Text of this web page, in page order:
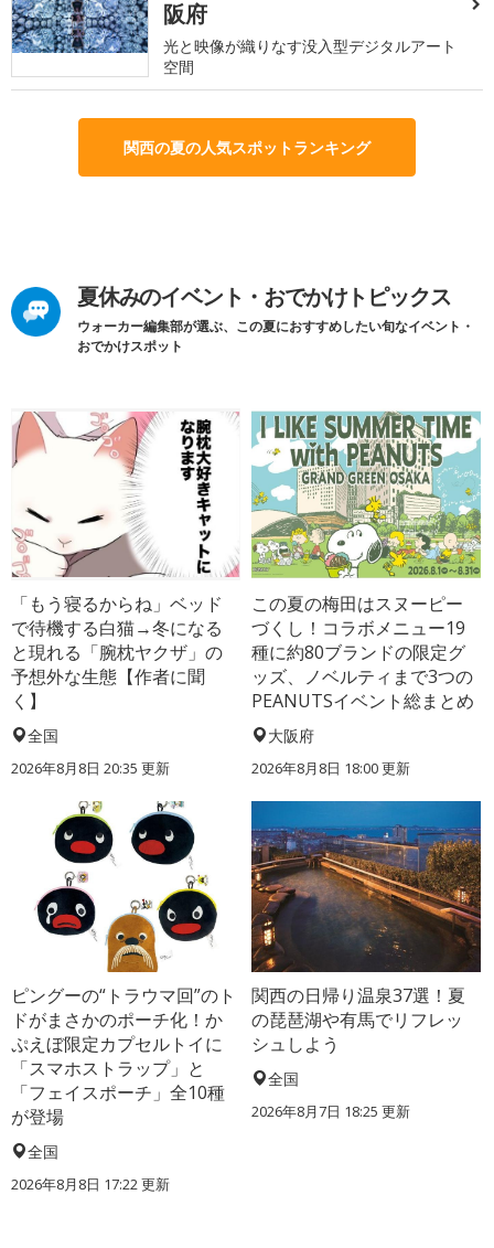
阪府
光と映像が織りなす没入型デジタルアート
空間
関西の夏の人気スポットランキング
夏休みのイベント・おでかけトピックス
ウォーカー編集部が選ぶ、この夏におすすめしたい旬なイベント・
おでかけスポット
「もう寝るからね」ベッド
で待機する白猫→冬になる
と現れる「腕枕ヤクザ」の
予想外な生態【作者に聞
く】
全国
2026年8月8日 20:35 更新
この夏の梅田はスヌーピー
づくし！コラボメニュー19
種に約80ブランドの限定グ
ッズ、ノベルティまで3つの
PEANUTSイベント総まとめ
大阪府
2026年8月8日 18:00更新
ピングーの“トラウマ回”のト
ドがまさかのポーチ化！か
ぷえぼ限定カプセルトイに
「スマホストラップ」と
「フェイスポーチ」全10種
が登場
全国
2026年8月8日 17:22更新
関西の日帰り温泉37選！夏
の琵琶湖や有馬でリフレッ
シュしよう
全国
2026年8月7日 18:25 更新